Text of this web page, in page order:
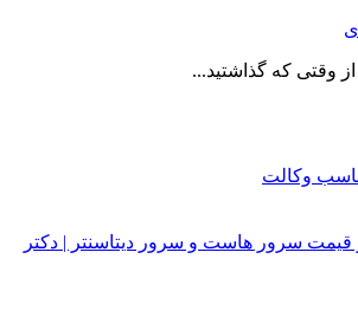
وقتی که گذاشتید...
وکالت
قیمت سرور هاست و سرور دیتاسنتر | دکتر